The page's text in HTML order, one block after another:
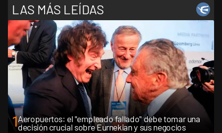
LAS MÁS LEÍDAS
1Aeropuertos: el "empleado fallado" debe tomar una
decisión crucial sobre Eurnekian y sus negocios